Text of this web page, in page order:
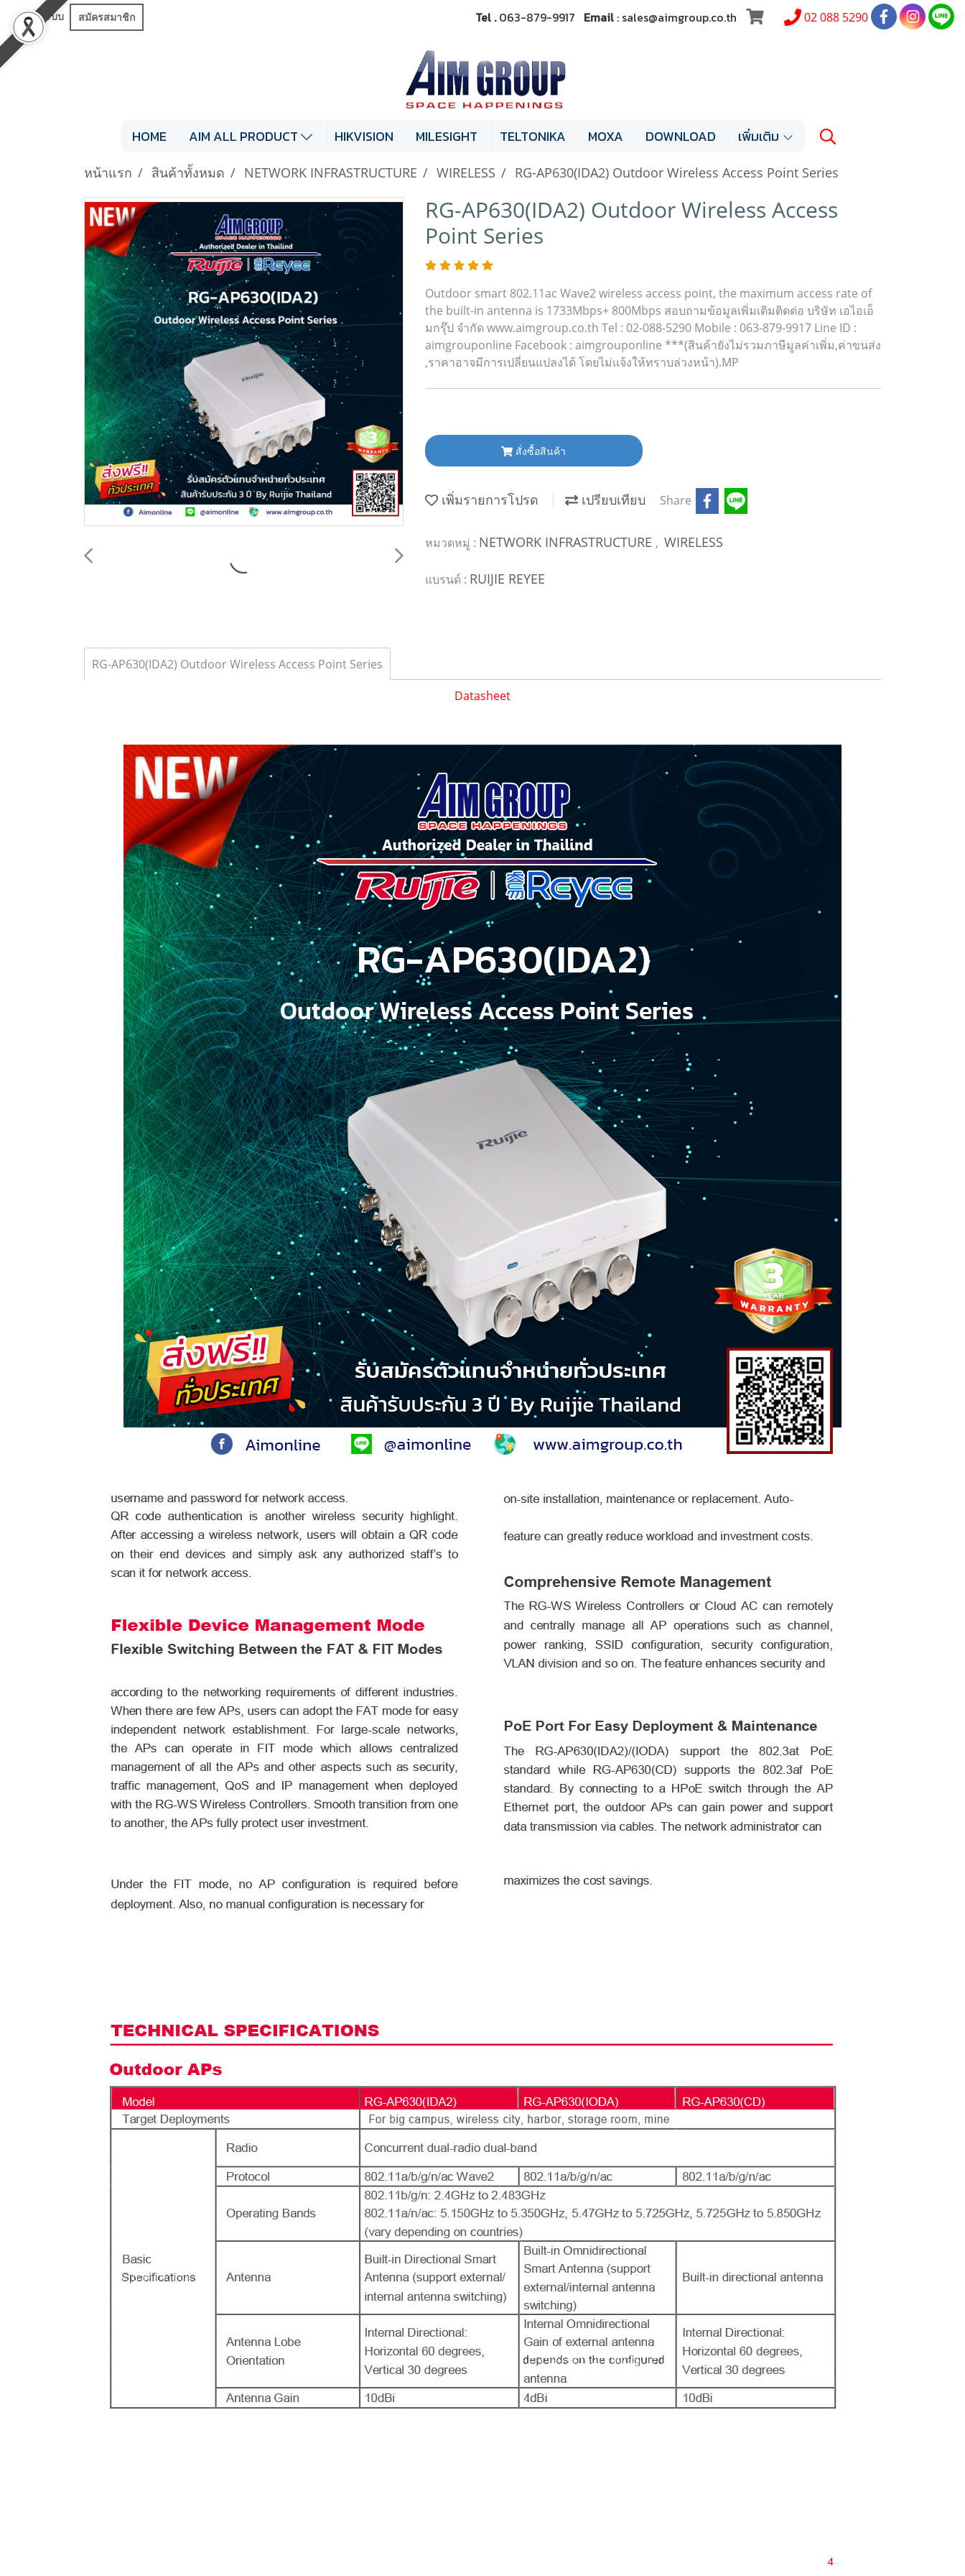
เข้าสู่ระบบ สมัครสมาชิก Tel .063-879-9917 Email : sales@aimgroup.co.th 02 088 5290
HOME AIM ALL PRODUCT HIKVISION MILESIGHT TELTONIKA MOXA DOWNLOAD เพิ่มเติม
หน้าแรก สินค้าทั้งหมด NETWORK INFRASTRUCTURE WIRELESS RG-AP630(IDA2) Outdoor Wireless Access Point Series
RG-AP630(IDA2) Outdoor Wireless Access
Point Series
Outdoor smart 802.11ac Wave2 wireless access point, the maximum access rate of
the built-in antenna is 1733Mbps+ 800Mbps สอบถามข้อมูลเพิ่มเติมติดต่อ บริษัท เอไอเอ็
มกรุ๊ป จำกัด www.aimgroup.co.th Tel : 02-088-5290 Mobile : 063-879-9917 Line ID :
aimgrouponline Facebook : aimgrouponline ***(สินค้ายังไม่รวมภาษีมูลค่าเพิ่ม,ค่าขนส่ง
,ราคาอาจมีการเปลี่ยนแปลงได้ โดยไม่แจ้งให้ทราบล่วงหน้า).MP
สั่งซื้อสินค้า
เพิ่มรายการโปรด เปรียบเทียบ Share
หมวดหมู่ : NETWORK INFRASTRUCTURE , WIRELESS
แบรนด์ : RUIJIE REYEE
RG-AP630(IDA2) Outdoor Wireless Access Point Series
Datasheet